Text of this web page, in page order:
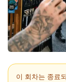
이 회차는 종료